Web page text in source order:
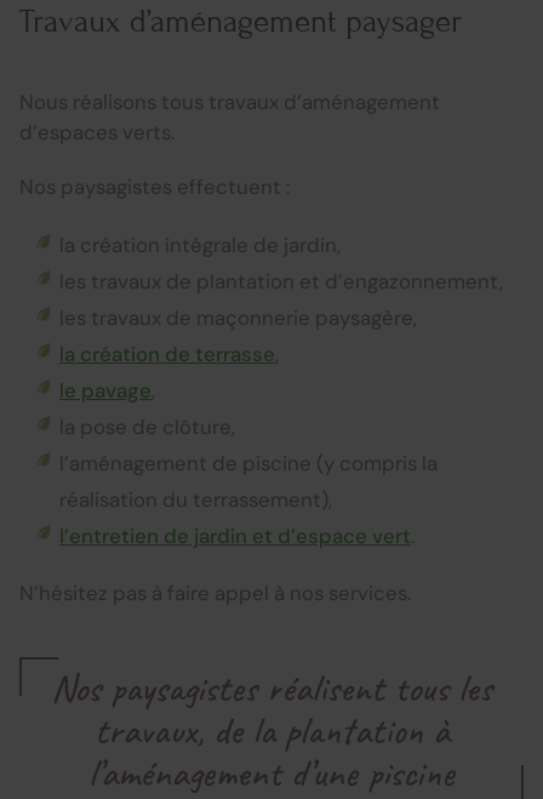
Travaux d’aménagement paysager
Nous réalisons tous travaux d’aménagement
d’espaces verts.
Nos paysagistes effectuent :
la création intégrale de jardin,
les travaux de plantation et d’engazonnement,
les travaux de maçonnerie paysagère,
la création de terrasse,
le pavage,
la pose de clôture,
l’aménagement de piscine (y compris la
réalisation du terrassement),
l’entretien de jardin et d’espace vert.
N’hésitez pas à faire appel à nos services.
Nos paysagistes réalisent tous les
travaux, de la plantation à
l’aménagement d’une piscine